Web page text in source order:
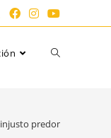
Alternar
predominan en